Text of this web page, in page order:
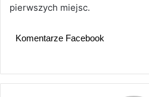
pierwszych miejsc.
Komentarze Facebook